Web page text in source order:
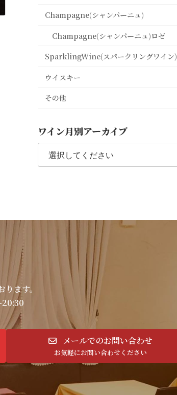
Champagne(シャンパーニュ)
Champagne(シャンパーニュ)ロゼ
SparklingWine(スパークリングワイン)
ウイスキー
その他
ワイン月別アーカイブ
ます。
20:30
メールでのお問い合わせ
お気軽にお問い合わせください